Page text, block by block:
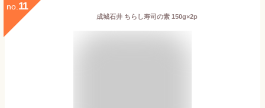
no. 11
成城石井 ちらし寿司の素 150g×2p